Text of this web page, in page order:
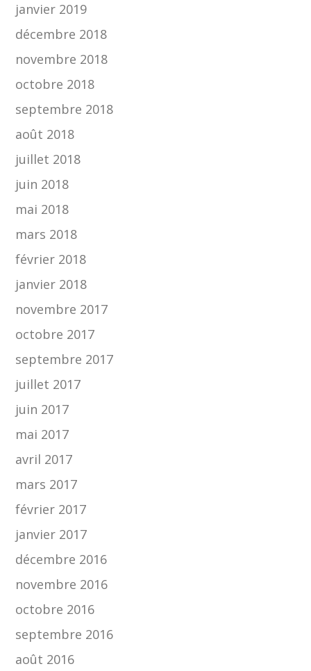
janvier 2019
décembre 2018
novembre 2018
octobre 2018
septembre 2018
août 2018
juillet 2018
juin 2018
mai 2018
mars 2018
février 2018
janvier 2018
novembre 2017
octobre 2017
septembre 2017
juillet 2017
juin 2017
mai 2017
avril 2017
mars 2017
février 2017
janvier 2017
décembre 2016
novembre 2016
octobre 2016
septembre 2016
août 2016